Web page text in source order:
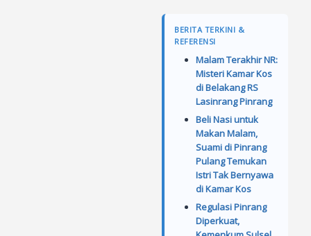
BERITA TERKINI &
REFERENSI
Malam Terakhir NR:
Misteri Kamar Kos
di Belakang RS
Lasinrang Pinrang
Beli Nasi untuk
Makan Malam,
Suami di Pinrang
Pulang Temukan
Istri Tak Bernyawa
di Kamar Kos
Regulasi Pinrang
Diperkuat,